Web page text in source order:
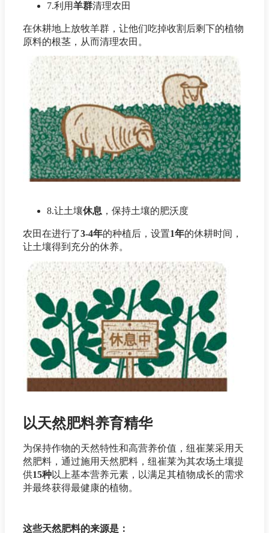
7.利用羊群清理农田
在休耕地上放牧羊群，让他们吃掉收割后剩下的植物
原料的根茎，从而清理农田。
8.让土壤休息 ，保持土壤的肥沃度
农田在进行了3-4年的种植后，设置1年的休耕时间，
让土壤得到充分的休养。
以天然肥料养育精华
为保持作物的天然特性和高营养价值，纽崔莱采用天
然肥料，通过施用天然肥料，纽崔莱为其农场土壤提
供15种以上基本营养元素，以满足其植物成长的需求
并最终获得最健康的植物。
这些天然肥料的来源是：